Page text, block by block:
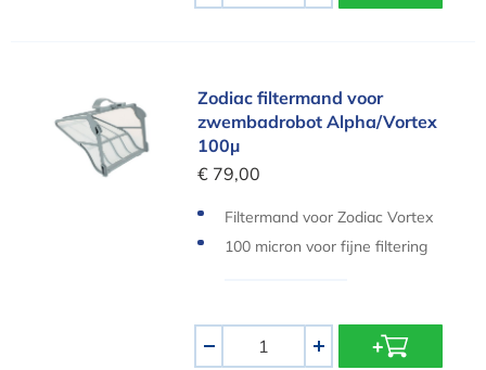
Zodiac filtermand voor zwembadrobot Alpha/
Zodiac filtermand voor
zwembadrobot Alpha/Vortex
100µ
€ 79,00
Filtermand voor Zodiac Vortex
& Alpha
100 micron voor fijne filtering
- +